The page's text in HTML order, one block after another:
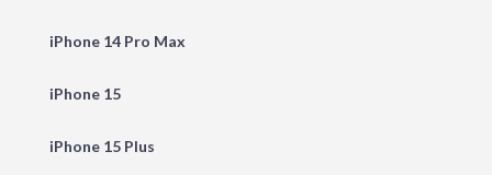
iPhone 14 Pro Max
iPhone 15
iPhone 15 Plus